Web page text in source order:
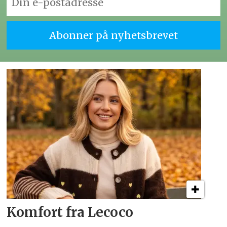
Komfort fra Lecoco